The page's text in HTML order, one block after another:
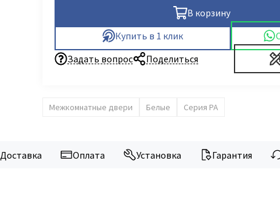
В корзину
Купить в 1 клик
Задать вопрос Поделиться
Межкомнатные двери Белые Серия PA
Доставка Оплата Установка Гарантия